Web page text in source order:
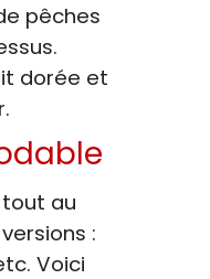
pêches
dorée et
au
:
Voici